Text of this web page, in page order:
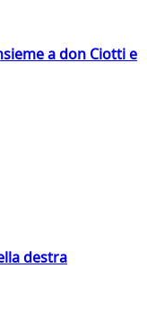
a don Ciotti e
destra